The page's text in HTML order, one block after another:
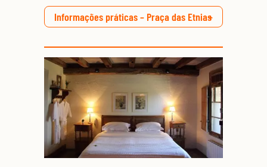
Informações práticas – Praça das Etnias